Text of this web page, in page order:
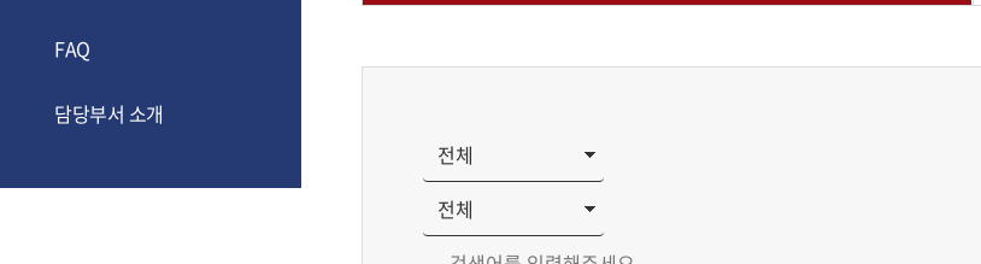
FAQ
담당부서 소개